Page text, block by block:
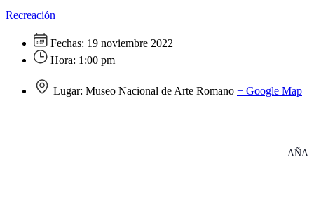
Recreación
Fechas: 19 noviembre 2022
Hora: 1:00 pm
Lugar: Museo Nacional de Arte Romano + Google Map